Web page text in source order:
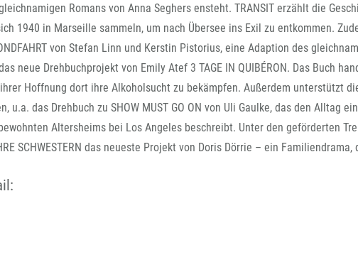
Romans von Anna Seghers ensteht. TRANSIT erzählt die
1940 in Marseille sammeln, um nach Übersee ins Exil zu entkommen.
von Stefan Linn und Kerstin Pistorius, eine Adaption des
neue Drehbuchprojekt von Emily Atef 3 TAGE IN QUIBÉRON. Das Buch
Hoffnung dort ihre Alkoholsucht zu bekämpfen. Außerdem unterstützt
u.a. das Drehbuch zu SHOW MUST GO ON von Uli Gaulke, das den Alltag
Altersheims bei Los Angeles beschreibt. Unter den geförderten
SCHWESTERN das neueste Projekt von Doris Dörrie – ein